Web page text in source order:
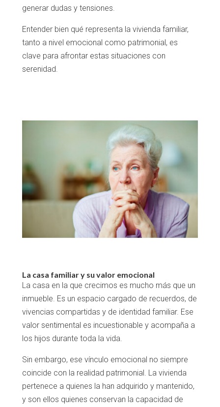
generar dudas y tensiones.
Entender bien qué representa la vivienda familiar,
tanto a nivel emocional como patrimonial, es
clave para afrontar estas situaciones con
serenidad.
La casa familiar y su valor emocional
La casa en la que crecimos es mucho más que un
inmueble. Es un espacio cargado de recuerdos, de
vivencias compartidas y de identidad familiar. Ese
valor sentimental es incuestionable y acompaña a
los hijos durante toda la vida.
Sin embargo, ese vínculo emocional no siempre
coincide con la realidad patrimonial. La vivienda
pertenece a quienes la han adquirido y mantenido,
y son ellos quienes conservan la capacidad de